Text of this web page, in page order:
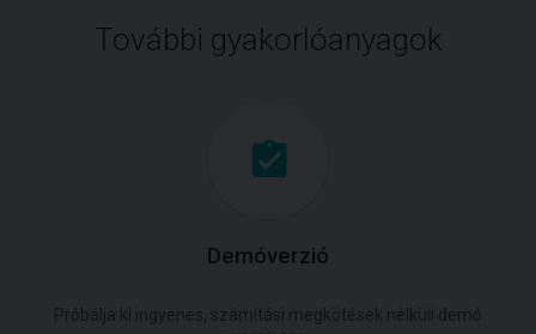
További gyakorlóanyagok
Demóverzió